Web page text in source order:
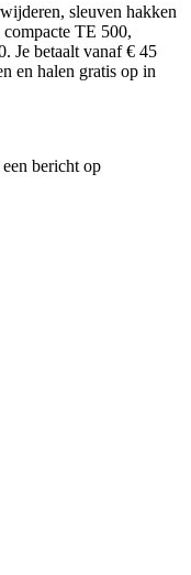
sleuven hakken
TE 500,
Je betaalt vanaf € 45
en halen gratis op in
bericht op